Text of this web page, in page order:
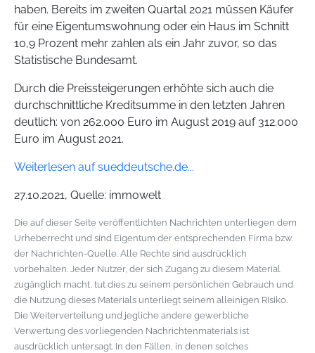
haben. Bereits im zweiten Quartal 2021 müssen Käufer
für eine Eigentumswohnung oder ein Haus im Schnitt
10,9 Prozent mehr zahlen als ein Jahr zuvor, so das
Statistische Bundesamt.
Durch die Preissteigerungen erhöhte sich auch die
durchschnittliche Kreditsumme in den letzten Jahren
deutlich: von 262.000 Euro im August 2019 auf 312.000
Euro im August 2021.
Weiterlesen auf sueddeutsche.de...
27.10.2021, Quelle: immowelt
Die auf dieser Seite veröffentlichten Nachrichten unterliegen dem
Urheberrecht und sind Eigentum der entsprechenden Firma bzw.
der Nachrichten-Quelle. Alle Rechte sind ausdrücklich
vorbehalten. Jeder Nutzer, der sich Zugang zu diesem Material
zugänglich macht, tut dies zu seinem persönlichen Gebrauch und
die Nutzung dieses Materials unterliegt seinem alleinigen Risiko.
Die Weiterverteilung und jegliche andere gewerbliche
Verwertung des vorliegenden Nachrichtenmaterials ist
ausdrücklich untersagt. In den Fällen, in denen solches